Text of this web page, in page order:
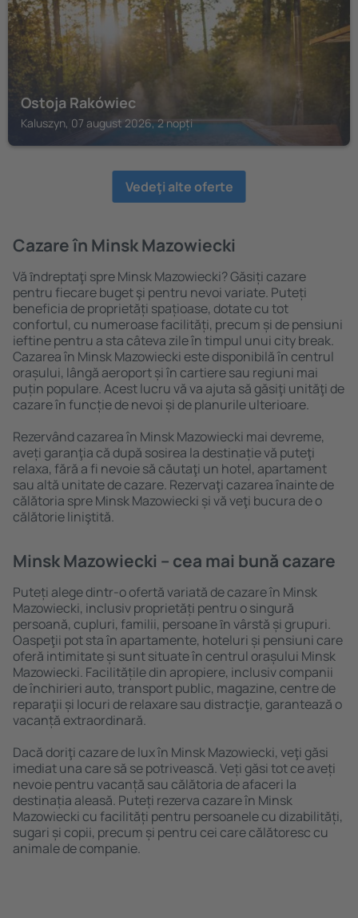
Ostoja Rakówiec
Kaluszyn, 07 august 2026, 2 nopți
Vedeţi alte oferte
Cazare în Minsk Mazowiecki
Vă ȋndreptaţi spre Minsk Mazowiecki? Găsiți cazare
pentru fiecare buget şi pentru nevoi variate. Puteți
beneficia de proprietăți spațioase, dotate cu tot
confortul, cu numeroase facilități, precum și de pensiuni
ieftine pentru a sta câteva zile în timpul unui city break.
Cazarea în Minsk Mazowiecki este disponibilă în centrul
orașului, lângă aeroport și în cartiere sau regiuni mai
puțin populare. Acest lucru vă va ajuta să găsiţi unităţi de
cazare în funcție de nevoi și de planurile ulterioare.
Rezervând cazarea în Minsk Mazowiecki mai devreme,
aveți garanţia că după sosirea la destinație vă puteţi
relaxa, fără a fi nevoie să căutaţi un hotel, apartament
sau altă unitate de cazare. Rezervaţi cazarea înainte de
călătoria spre Minsk Mazowiecki și vă veţi bucura de o
călătorie liniştită.
Minsk Mazowiecki – cea mai bună cazare
Puteți alege dintr-o ofertă variată de cazare în Minsk
Mazowiecki, inclusiv proprietăți pentru o singură
persoană, cupluri, familii, persoane ȋn vârstă și grupuri.
Oaspeţii pot sta în apartamente, hoteluri și pensiuni care
oferă intimitate și sunt situate în centrul orașului Minsk
Mazowiecki. Facilitățile din apropiere, inclusiv companii
de închirieri auto, transport public, magazine, centre de
reparaţii și locuri de relaxare sau distracţie, garantează o
vacanță extraordinară.
Dacă doriţi cazare de lux în Minsk Mazowiecki, veţi găsi
imediat una care să se potrivească. Veți găsi tot ce aveți
nevoie pentru vacanță sau călătoria de afaceri la
destinația aleasă. Puteți rezerva cazare în Minsk
Mazowiecki cu facilități pentru persoanele cu dizabilități,
sugari și copii, precum și pentru cei care călătoresc cu
animale de companie.